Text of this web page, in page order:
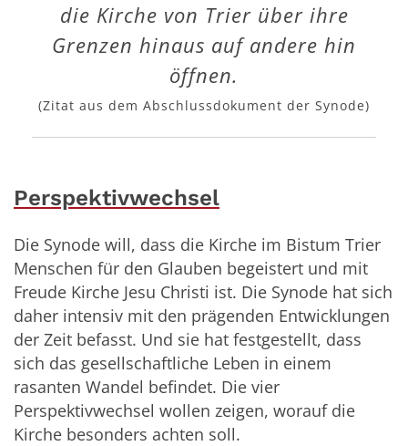
die Kirche von Trier über ihre
Grenzen hinaus auf andere hin
öffnen.
(Zitat aus dem Abschlussdokument der Synode)
Perspektivwechsel
Die Synode will, dass die Kirche im Bistum Trier
Menschen für den Glauben begeistert und mit
Freude Kirche Jesu Christi ist. Die Synode hat sich
daher intensiv mit den prägenden Entwicklungen
der Zeit befasst. Und sie hat festgestellt, dass
sich das gesellschaftliche Leben in einem
rasanten Wandel befindet. Die vier
Perspektivwechsel wollen zeigen, worauf die
Kirche besonders achten soll.